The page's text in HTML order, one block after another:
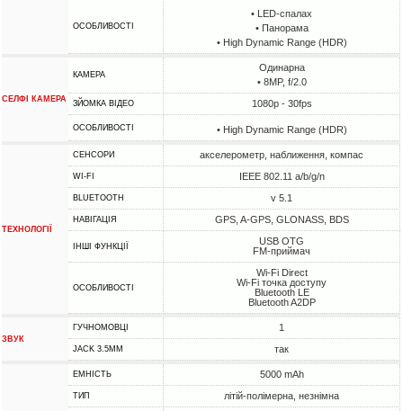
ОСОБЛИВОСТІ
• LED-спалах
• Панорама
• High Dynamic Range (HDR)
СЕЛФІ КАМЕРА
КАМЕРА
Одинарна
• 8MP, f/2.0
ЗЙОМКА ВІДЕО 1080p - 30fps
ОСОБЛИВОСТІ • High Dynamic Range (HDR)
ТЕХНОЛОГІЇ
СЕНСОРИ акселерометр, наближення, компас
WI-FI IEEE 802.11 a/b/g/n
BLUETOOTH v 5.1
НАВІГАЦІЯ GPS, A-GPS, GLONASS, BDS
ІНШІ ФУНКЦІЇ
USB OTG
FM-приймач
ОСОБЛИВОСТІ
Wi-Fi Direct
Wi-Fi точка доступу
Bluetooth LE
Bluetooth A2DP
ЗВУК
ГУЧНОМОВЦІ 1
JACK 3.5MM так
ЕМНІСТЬ 5000 mAh
ТИП літій-полімерна, незнімна